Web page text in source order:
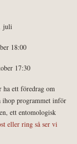
juli
18:00
17:30
ett föredrag om
ihop programmet inför
ett entomologisk
eller ring så ser vi